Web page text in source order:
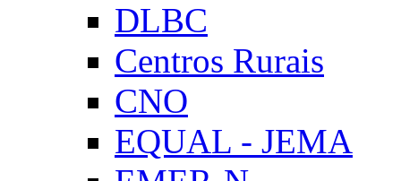
DLBC
Centros Rurais
CNO
EQUAL - JEMA